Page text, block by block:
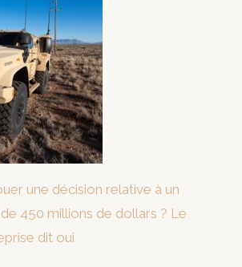
une décision relative à un
450 millions de dollars ? Le
dit oui